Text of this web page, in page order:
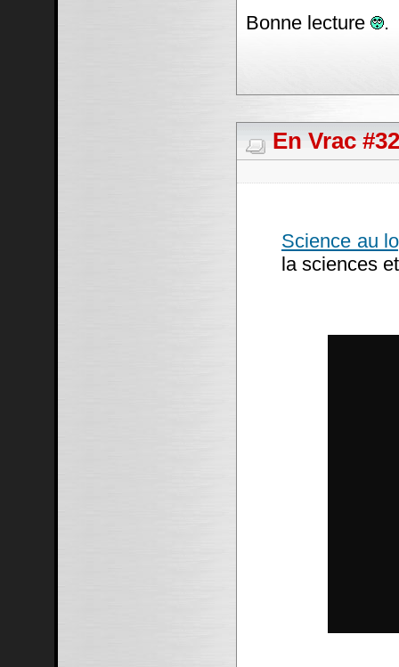
Bonne lecture .
En Vrac
Science au
la sciences